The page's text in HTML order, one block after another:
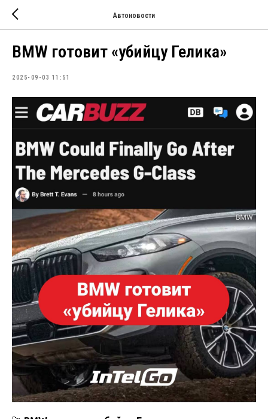
Автоновости
BMW готовит «убийцу Гелика»
2025-09-03 11:51